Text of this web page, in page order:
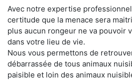
Avec notre expertise
certitude que la menace sera
plus aucun rongeur ne va pouvoir
dans votre lieu de vie.
Nous vous permettons de
débarrassée de tous animaux
paisible et loin des animaux